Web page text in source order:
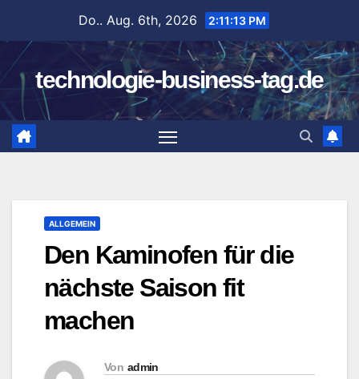
springen
Do.. Aug. 6th, 2026 2:11:14 PM
technologie-business-tag.de
ALLGEMEIN
Den Kaminofen für die
nächste Saison fit
machen
Von admin